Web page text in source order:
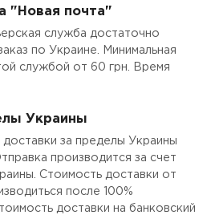
"Новая почта"
служба достаточно
по Украине. Минимальная
службой от 60 грн. Время
Украины
доставки за пределы Украины
производится за счет
Стоимость доставки от
после 100%
доставки на банковский